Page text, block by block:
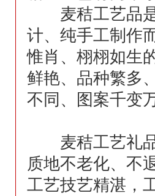
麦秸工艺品是
计、纯手工制作
惟肖、栩栩如生
鲜艳、品种繁多
不同、图案千变
麦秸工艺礼品
质地不老化、不
工艺技艺精湛，